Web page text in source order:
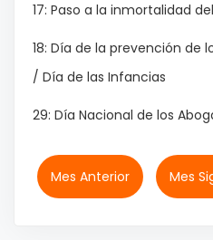
17: Paso a la inmortalidad
18: Día de la prevención de
/ Día de las Infancias
29: Día Nacional de los
Mes Anterior Mes